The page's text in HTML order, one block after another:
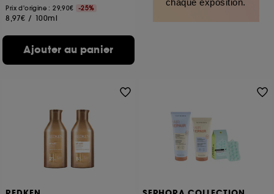
Prix d'origine : 29,90€ -25%
8,97€ / 100ml
Ajouter au panier
chaque exposition.